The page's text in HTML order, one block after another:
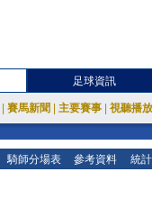
足球資訊
賽馬新聞 主要賽事 視聽播
騎師分場表 參考資料 統